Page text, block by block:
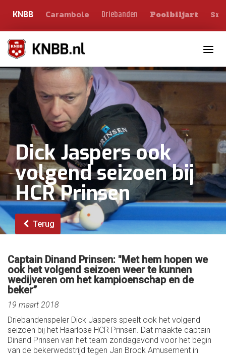
KNBB Carambole Driebanden Poolbiljart
Dick Jaspers ook
volgend seizoen bij
HCR Prinsen
Terug
Captain Dinand Prinsen: "Met hem hopen we
ook het volgend seizoen weer te kunnen
wedijveren om het kampioenschap en de
beker”
19 maart 2018
Driebandenspeler Dick Jaspers speelt ook het volgend
seizoen bij het Haarlose HCR Prinsen. Dat maakte captain
Dinand Prinsen van het team zondagavond voor het begin
van de bekerwedstrijd tegen Jan Brock Amusement in